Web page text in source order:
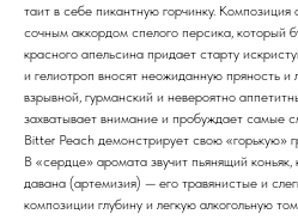
таит в себе пикантную горчинку.
сочным аккордом спелого персика, который
красного апельсина придает старту
и гелиотроп вносят неожиданную пряность
взрывной, гурманский и невероятно
захватывает внимание и пробуждает самые
Bitter Peach демонстрирует свою «горькую»
В «сердце» аромата звучит пьянящий
давана (артемизия) — его травянистые и
композиции глубину и легкую алкогольную